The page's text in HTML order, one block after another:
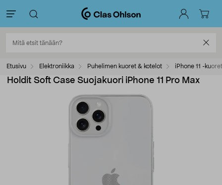
Etusivu Elektroniikka Puhelimen kuoret & kotelot iPhone 11 -kuoret
Holdit Soft Case Suojakuori iPhone 11 Pro Max